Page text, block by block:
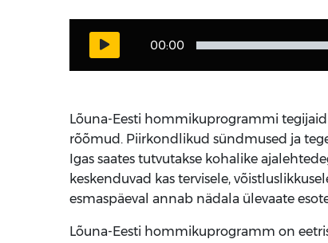
00:00
Lõuna-Eesti hommikuprogrammi
rõõmud. Piirkondlikud sündmused ja
Igas saates tutvutakse kohalike
keskenduvad kas tervisele,
esmaspäeval annab nädala ülevaate
Lõuna-Eesti hommikuprogramm on